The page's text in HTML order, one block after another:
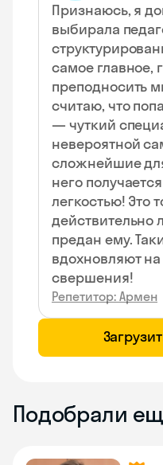
Признаюсь, я
выбирала
самое главное,
преподносить
считаю, что
— чуткий
невероятной
сложнейшие
него
легкостью! Это
действительно
предан ему.
вдохновляют
свершения!
Репетитор: Армен
Подобрали